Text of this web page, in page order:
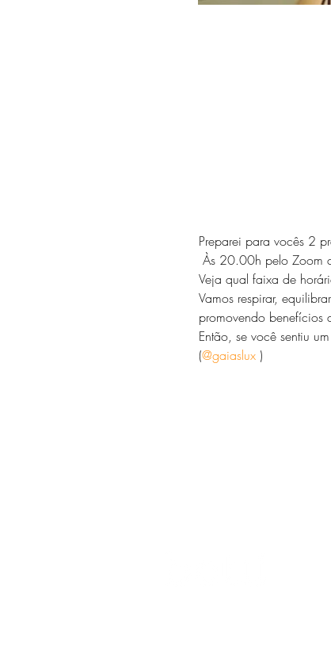
Preparei para vocês 2
Às 20.00h pelo Zoom
Veja qual faixa de
Vamos respirar,
promovendo benefícios
Então, se você sentiu
(@gaiaslux )